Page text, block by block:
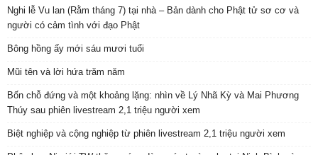
Nghi lễ Vu lan (Rằm tháng 7) tại nhà – Bản dành cho Phật tử sơ cơ và
người có cảm tình với đạo Phật
Bông hồng ấy mới sáu mươi tuổi
Mũi tên và lời hứa trăm năm
Bốn chỗ đứng và một khoảng lặng: nhìn về Lý Nhã Kỳ và Mai Phương
Thúy sau phiên livestream 2,1 triệu người xem
Biệt nghiệp và cộng nghiệp từ phiên livestream 2,1 triệu người xem